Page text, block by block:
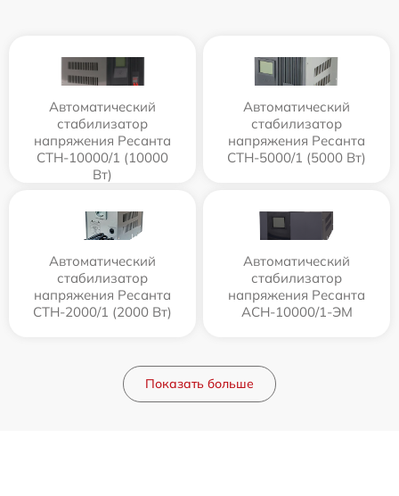
Автоматический
стабилизатор
напряжения Ресанта
СТН-10000/1 (10000
Вт)
Автоматический
стабилизатор
напряжения Ресанта
СТН-5000/1 (5000 Вт)
Автоматический
стабилизатор
напряжения Ресанта
СТН-2000/1 (2000 Вт)
Автоматический
стабилизатор
напряжения Ресанта
АСН-10000/1-ЭМ
Показать больше